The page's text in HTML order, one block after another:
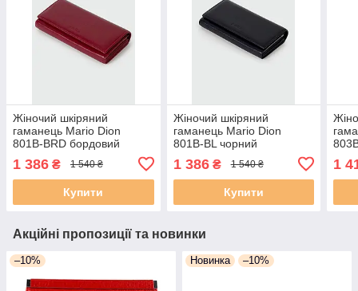
Жіночий шкіряний
гаманець Mario Dion
801B-BRD бордовий
1 386 ₴ 1 540 ₴
Купити
Жіночий шкіряний
гаманець Mario Dion
801B-BL чорний
1 386₴ 1 540 ₴
Купити
1
Акційні пропозиції та новинки
–10% Новинка –10%